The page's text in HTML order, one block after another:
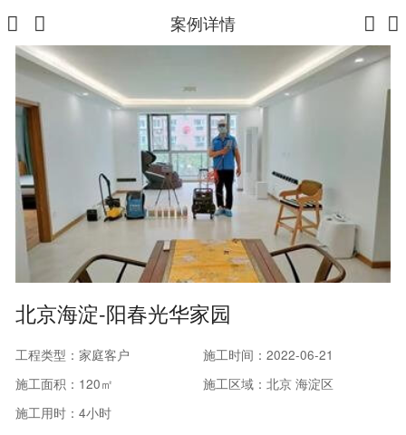
案例详情
北京海淀-阳春光华家园
工程类型：家庭客户
施工时间：2022-06-21
施工面积：120㎡
施工区域：北京 海淀区
施工用时：4小时